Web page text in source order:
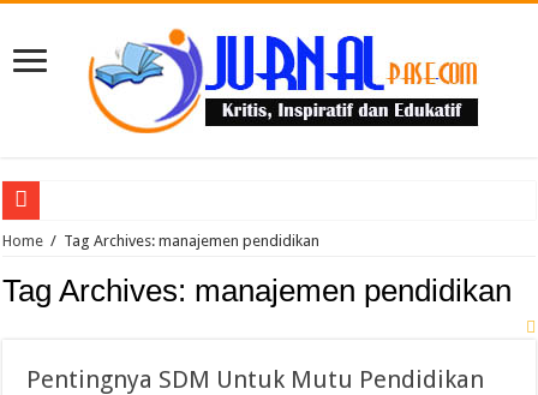
Puluhan Guru Berkumpul di TPN XIII Aceh Utara, Kacabdin Tekankan Cetak
Home / Tag Archives: manajemen pendidikan
Tag Archives: manajemen pendidikan
Pentingnya SDM Untuk Mutu Pendidikan